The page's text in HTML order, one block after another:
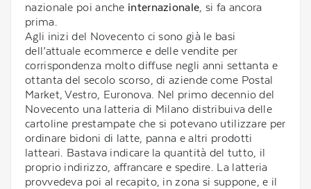
nazionale poi anche internazionale, si fa ancora
prima.
Agli inizi del Novecento ci sono già le basi
dell’attuale ecommerce e delle vendite per
corrispondenza molto diffuse negli anni settanta e
ottanta del secolo scorso, di aziende come Postal
Market, Vestro, Euronova. Nel primo decennio del
Novecento una latteria di Milano distribuiva delle
cartoline prestampate che si potevano utilizzare per
ordinare bidoni di latte, panna e altri prodotti
latteari. Bastava indicare la quantità del tutto, il
proprio indirizzo, affrancare e spedire. La latteria
provvedeva poi al recapito, in zona si suppone, e il